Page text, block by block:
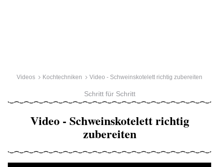
Videos Kochtechniken Video - Schweinskotelett richtig zubereiten
Schritt für Schritt
Video - Schweinskotelett richtig
zubereiten